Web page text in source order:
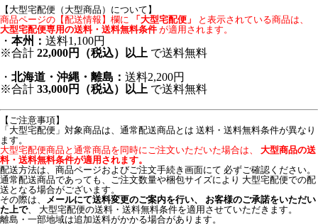
【大型宅配便（大型商品）について】
商品ページの【配送情報】欄に
「大型宅配便」
と表示されている商品は、
大型宅配便専用の送料・送料無料条件 が適用されます。
・ 本州： 送料1,100円
※合計 22,000円（税込）以上 で送料無料
・ 北海道・沖縄・離島： 送料2,200円
※合計 33,000円（税込）以上 で送料無料
【ご注意事項】
「大型宅配便」対象商品は、通常配送商品とは 送料・送料無料条件が異なり
ます。
大型宅配便商品と通常商品を同時にご注文いただいた場合は、 大型商品の送
料・送料無料条件が適用されます。
配送方法は、商品ページおよびご注文手続き画面にて 必ずご確認ください。
通常配送商品であっても、ご注文数量や梱包サイズにより 大型宅配便での配
送となる場合がございます。
その際は、 メールにて送料変更のご案内を行い、 お客様のご承諾をいただい
た上で、 大型宅配便の送料・送料無料条件を適用させていただきます。
離島・一部地域は追加送料がかかる場合があります。